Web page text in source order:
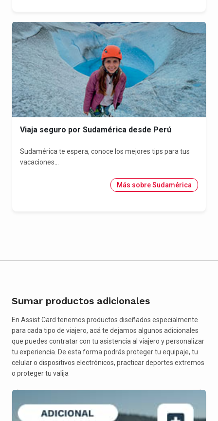
Viaja seguro por Sudamérica desde Perú
Sudamérica te espera, conoce los mejores tips para tus
vacaciones...
Más sobre Sudamérica
Sumar productos adicionales
En Assist Card tenemos productos diseñados especialmente
para cada tipo de viajero, acá te dejamos algunos adicionales
que puedes contratar con tu asistencia al viajero y personalizar
tu experiencia. De esta forma podrás proteger tu equipaje, tu
celular o dispositivos electrónicos, practicar deportes extremos
o proteger tu valija